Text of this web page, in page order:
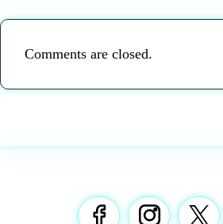
Comments are closed.